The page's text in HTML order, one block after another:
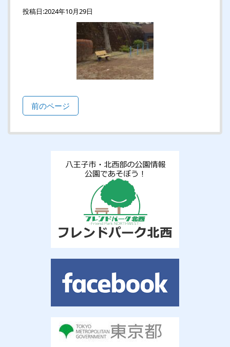
投稿日:2024年10月29日
前のページ